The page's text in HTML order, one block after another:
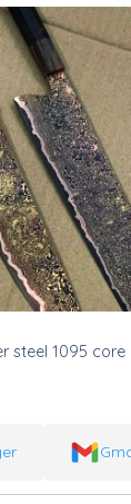
steel 1095 core